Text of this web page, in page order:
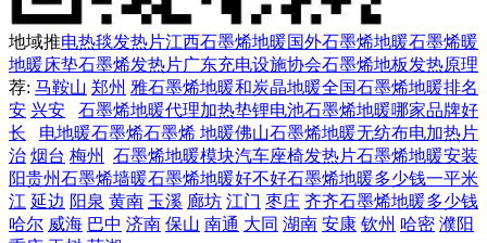
石墨烯暖
国外石墨烯地暖
江西石墨烯地暖
电热毯发热片
石墨烯地板发热原理
广东充电设施协会
床垫石墨烯发热片
地暖
全国石墨烯地暖排名
石墨烯地暖和炭晶地暖
石墨烯地暖哪家品牌好
锂电池
加热垫
石墨烯地暖代理
无纺布电加热片
佛山石墨烯地暖
石墨烯 地暖
电地暖石墨烯
石墨烯地暖安装
汽车座椅发热片
石墨烯地暖模块
石墨烯地暖多少钱一平米
石墨烯地暖好不好
贵州石墨烯墙暖
石墨烯地暖多少钱
地域推
荐: 马鞍山 郑州 雅
安 兴安
长
治 烟台 梅州
阳
江 延边 阳泉 黄南 玉溪 廊坊 江门 枣庄 齐齐
哈尔 威海 巴中 济南 保山 南通 大同 湖南 安康 钦州 哈密 濮阳